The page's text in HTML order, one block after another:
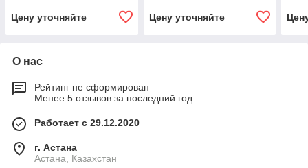
Цену уточняйте Цену уточняйте
О нас
Рейтинг не сформирован
Менее 5 отзывов за последний год
Работает с 29.12.2020
г. Астана
Астана, Казахстан